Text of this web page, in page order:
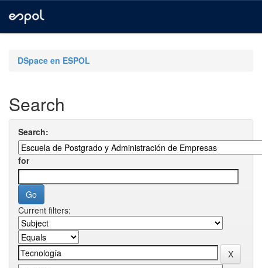
navigationDSpace en ESPOL
Search
Search:
for
Current filters: